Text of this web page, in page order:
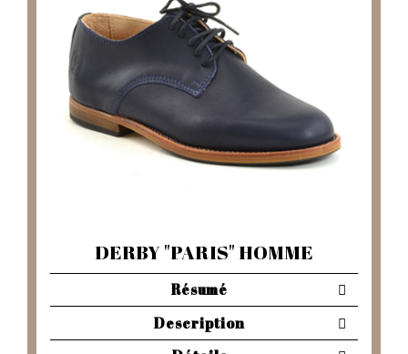
DERBY "PARIS" HOMME
Résumé
Description